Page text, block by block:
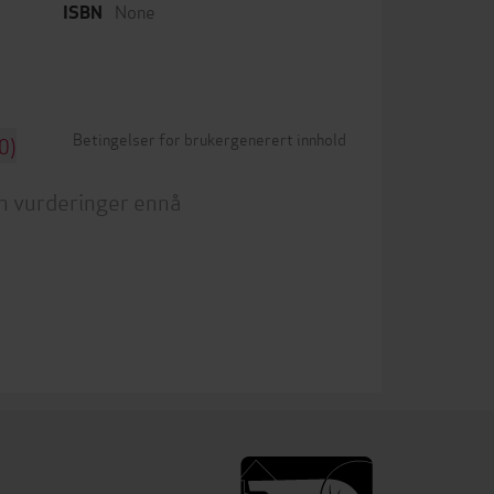
ISBN None
Betingelser for brukergenerert innhold
vurderinger ennå